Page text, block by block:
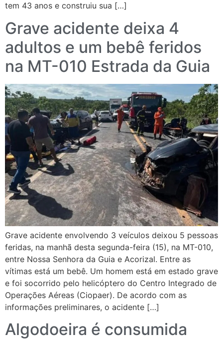
tem 43 anos e construiu sua […]
Grave acidente deixa 4
adultos e um bebê feridos
na MT-010 Estrada da Guia
Grave acidente envolvendo 3 veículos deixou 5 pessoas
feridas, na manhã desta segunda-feira (15), na MT-010,
entre Nossa Senhora da Guia e Acorizal. Entre as
vítimas está um bebê. Um homem está em estado grave
e foi socorrido pelo helicóptero do Centro Integrado de
Operações Aéreas (Ciopaer). De acordo com as
informações preliminares, o acidente […]
Algodoeira é consumida